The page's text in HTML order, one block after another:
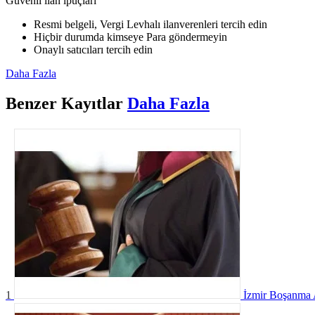
Resmi belgeli, Vergi Levhalı ilanverenleri tercih edin
Hiçbir durumda kimseye Para göndermeyin
Onaylı satıcıları tercih edin
Daha Fazla
Benzer Kayıtlar Daha Fazla
1 İzmir Boşanma